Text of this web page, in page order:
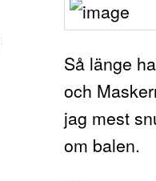
Så länge
och
jag mest
om balen.